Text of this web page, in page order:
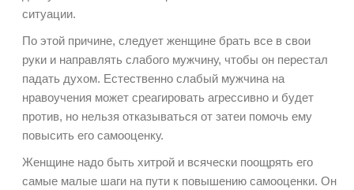
ситуации.
По этой причине, следует женщине брать все в свои
руки и направлять слабого мужчину, чтобы он перестал
падать духом. Естественно слабый мужчина на
нравоучения может среагировать агрессивно и будет
против, но нельзя отказываться от затеи помочь ему
повысить его самооценку.
Женщине надо быть хитрой и всячески поощрять его
самые малые шаги на пути к повышению самооценки. Он